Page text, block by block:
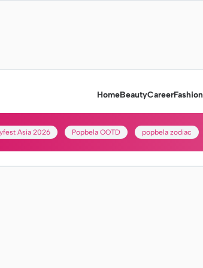
HomeBeautyCareerFashion
Asia 2026 Popbela OOTD popbela zodiac